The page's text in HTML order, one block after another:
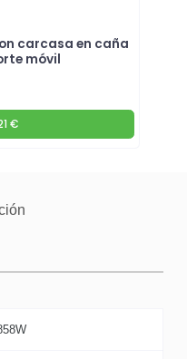
carcasa en caña
móvil
€